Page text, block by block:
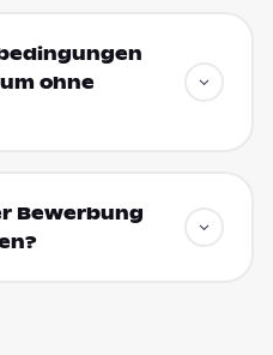
ohne
Bewerbung